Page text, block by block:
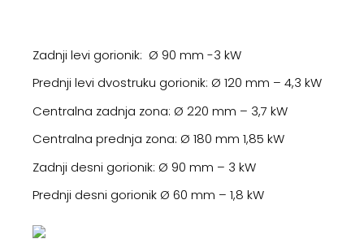
Zadnji levi gorionik: Ø 90 mm -3 kW
Prednji levi dvostruku gorionik: Ø 120 mm – 4,3 kW
Centralna zadnja zona: Ø 220 mm – 3,7 kW
Centralna prednja zona: Ø 180 mm 1,85 kW
Zadnji desni gorionik: Ø 90 mm – 3 kW
Prednji desni gorionik Ø 60 mm – 1,8 kW